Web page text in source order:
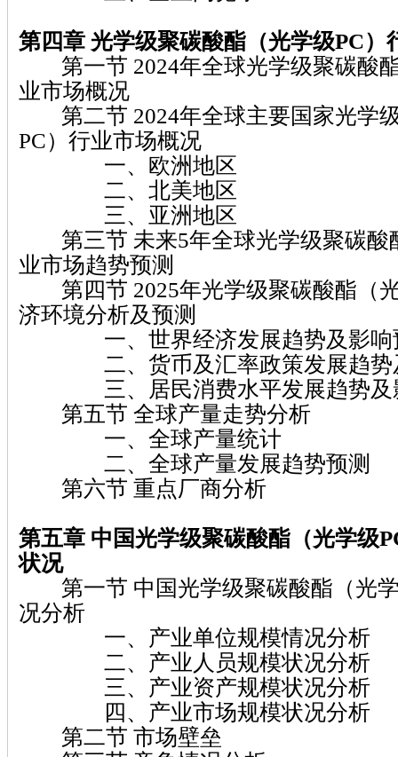
第四章 光学级聚碳酸酯（光学级PC）
第一节 2024年全球光学级聚碳酸
业市场概况
第二节 2024年全球主要国家光学
PC）行业市场概况
一、欧洲地区
二、北美地区
三、亚洲地区
第三节 未来5年全球光学级聚碳酸
业市场趋势预测
第四节 2025年光学级聚碳酸酯（
济环境分析及预测
一、世界经济发展趋势及影响
二、货币及汇率政策发展趋势
三、居民消费水平发展趋势及
第五节 全球产量走势分析
一、全球产量统计
二、全球产量发展趋势预测
第六节 重点厂商分析
第五章 中国光学级聚碳酸酯（光学级
状况
第一节 中国光学级聚碳酸酯（光学
况分析
一、产业单位规模情况分析
二、产业人员规模状况分析
三、产业资产规模状况分析
四、产业市场规模状况分析
第二节 市场壁垒